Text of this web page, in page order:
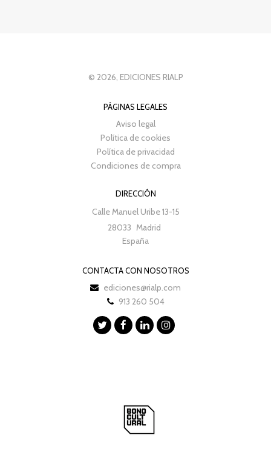
© 2026, EDICIONES RIALP
PÁGINAS LEGALES
Aviso legal
Política de cookies
Política de privacidad
Condiciones de compra
DIRECCIÓN
Calle Manuel Uribe 13-15
28033 Madrid
España
CONTACTA CON NOSOTROS
ediciones@rialp.com
913 260 504